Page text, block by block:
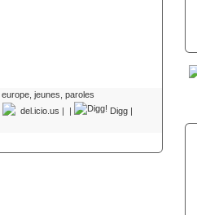
europe jeunes paroles
del.icio.us | | Digg |